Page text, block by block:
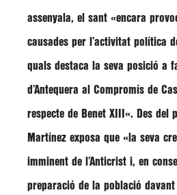
assenyala, el sant «encara
causades per l’activitat política
quals destaca la seva posició a
d’Antequera al Compromís de
respecte de Benet XIII «. Des del
Martínez exposa que « la seva
imminent de l’Anticrist i, en
preparació de la població